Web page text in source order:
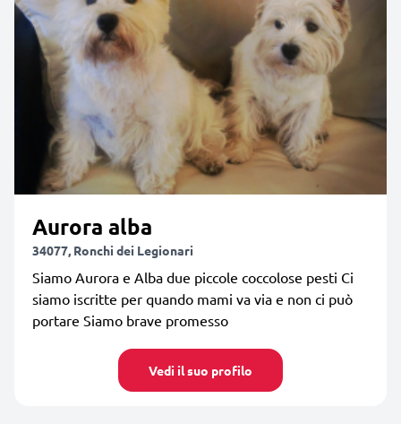
Aurora alba
34077, Ronchi dei Legionari
Siamo Aurora e Alba due piccole coccolose pesti Ci
siamo iscritte per quando mami va via e non ci può
portare Siamo brave promesso
Vedi il suo profilo